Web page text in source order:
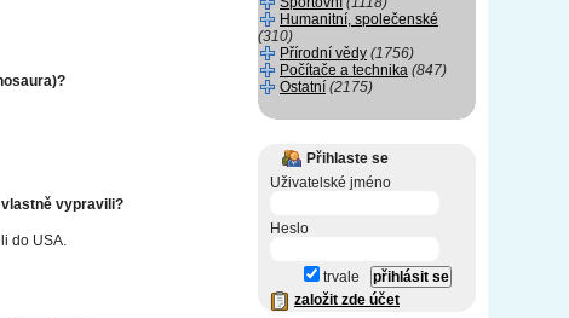
vypravili?
do USA.
Humanitní, společenské
(310)
Přírodní vědy (1756)
Počítače a technika (847)
Ostatní (2175)
Přihlaste se
Uživatelské jméno
Heslo
trvale
založit zde účet